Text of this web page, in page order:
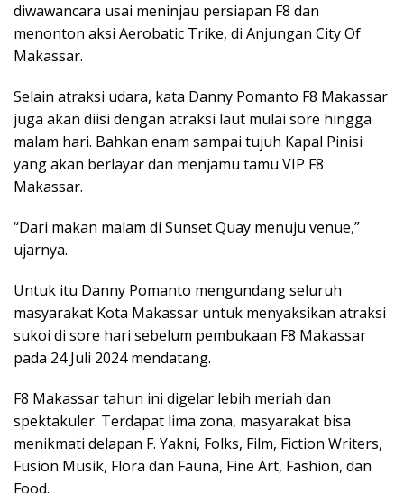
diwawancara usai meninjau persiapan F8 dan
menonton aksi Aerobatic Trike, di Anjungan City Of
Makassar.
Selain atraksi udara, kata Danny Pomanto F8 Makassar
juga akan diisi dengan atraksi laut mulai sore hingga
malam hari. Bahkan enam sampai tujuh Kapal Pinisi
yang akan berlayar dan menjamu tamu VIP F8
Makassar.
“Dari makan malam di Sunset Quay menuju venue,”
ujarnya.
Untuk itu Danny Pomanto mengundang seluruh
masyarakat Kota Makassar untuk menyaksikan atraksi
sukoi di sore hari sebelum pembukaan F8 Makassar
pada 24 Juli 2024 mendatang.
F8 Makassar tahun ini digelar lebih meriah dan
spektakuler. Terdapat lima zona, masyarakat bisa
menikmati delapan F. Yakni, Folks, Film, Fiction Writers,
Fusion Musik, Flora dan Fauna, Fine Art, Fashion, dan
Food.